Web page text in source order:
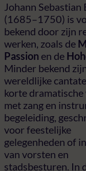
Johann Sebastian
(1685–1750) is
bekend door zijn
werken, zoals de
Passion en de
Minder bekend
wereldlijke
korte dramatische
met zang en
begeleiding,
voor feestelijke
gelegenheden of
van vorsten en
stadsbesturen. In